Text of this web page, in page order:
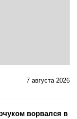
7 августа 2026
ворвался в